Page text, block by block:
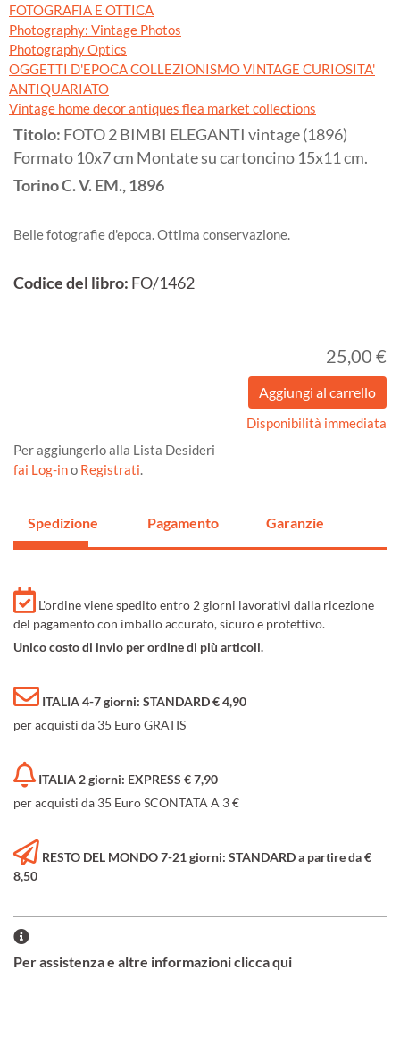
FOTOGRAFIA E OTTICA
Photography: Vintage Photos
Photography Optics
OGGETTI D'EPOCA COLLEZIONISMO VINTAGE CURIOSITA'
ANTIQUARIATO
Vintage home decor antiques flea market collections
Titolo: FOTO 2 BIMBI ELEGANTI vintage (1896)
Formato 10x7 cm Montate su cartoncino 15x11 cm.
TorinoC. V. EM.,1896
Belle fotografie d'epoca. Ottima conservazione.
Codice del libro: FO/1462
25,00 €
Disponibilità immediata
Per aggiungerlo alla Lista Desideri
fai Log-ino Registrati.
Spedizione Pagamento Garanzie
L'ordine viene spedito entro 2 giorni lavorativi dalla ricezione
del pagamento con imballo accurato, sicuro e protettivo.
Unico costo di invio per ordine di più articoli.
ITALIA 4-7 giorni: STANDARD € 4,90
per acquisti da 35 Euro GRATIS
ITALIA 2 giorni: EXPRESS € 7,90
per acquisti da 35 Euro SCONTATA A 3 €
RESTO DEL MONDO 7-21 giorni: STANDARD a partire da €
8,50
Per assistenza e altre informazioni clicca qui